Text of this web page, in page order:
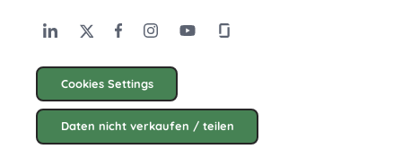
Cookies Settings
Daten nicht verkaufen / teilen